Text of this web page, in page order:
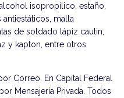
isopropílico, estaño,
malla
de soldado lápiz cautin,
y kapton, entre otros
Correo. En Capital Federal
Mensajería Privada. Todos